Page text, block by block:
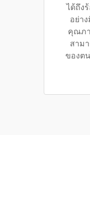
ได้ถึง
อย่า
คุณภา
สาม
ของต